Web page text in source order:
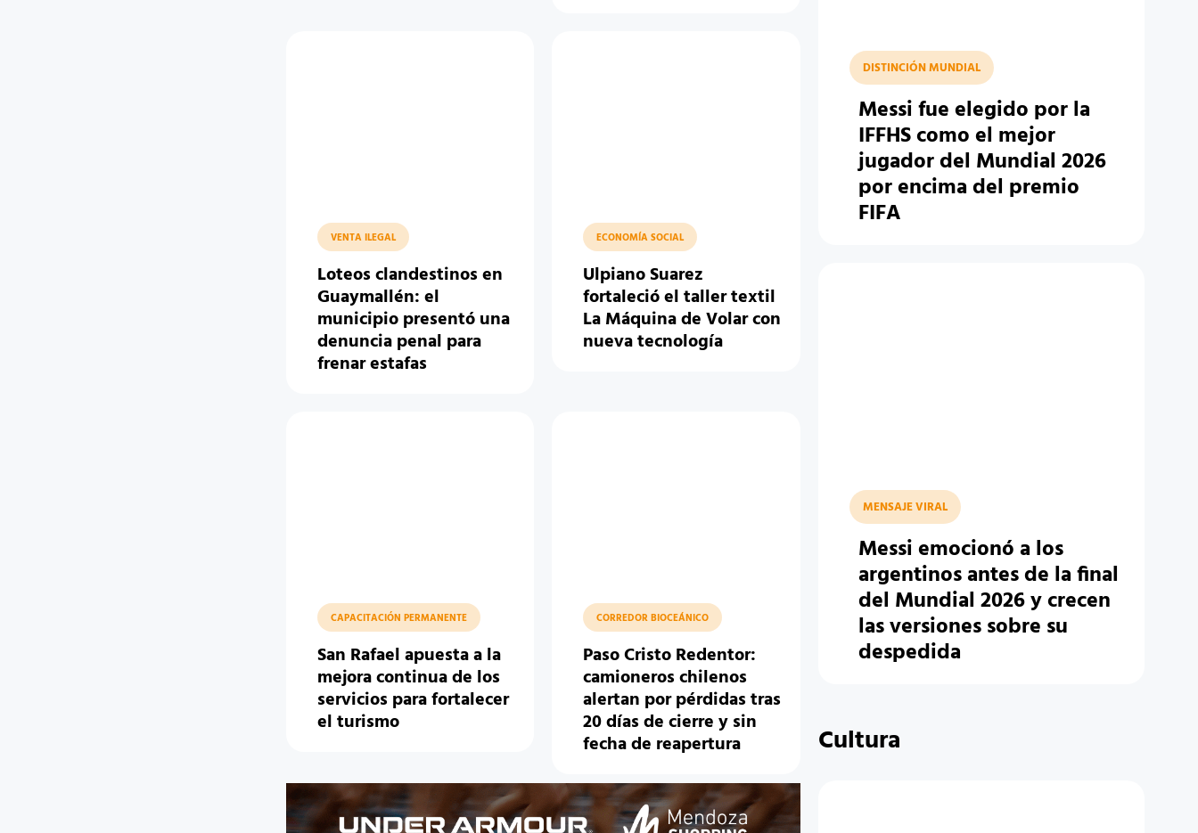
VENTA ILEGAL
Loteos clandestinos en
Guaymallén: el
municipio presentó una
denuncia penal para
frenar estafas
ECONOMÍA SOCIAL
Ulpiano Suarez
fortaleció el taller textil
La Máquina de Volar con
nueva tecnología
CAPACITACIÓN PERMANENTE
San Rafael apuesta a la
mejora continua de los
servicios para fortalecer
el turismo
CORREDOR BIOCEÁNICO
Paso Cristo Redentor:
camioneros chilenos
alertan por pérdidas tras
20 días de cierre y sin
fecha de reapertura
DISTINCIÓN MUNDIAL
Messi fue elegido por la
IFFHS como el mejor
jugador del Mundial 2026
por encima del premio
FIFA
MENSAJE VIRAL
Messi emocionó a los
argentinos antes de la final
del Mundial 2026 y crecen
las versiones sobre su
despedida
Cultura